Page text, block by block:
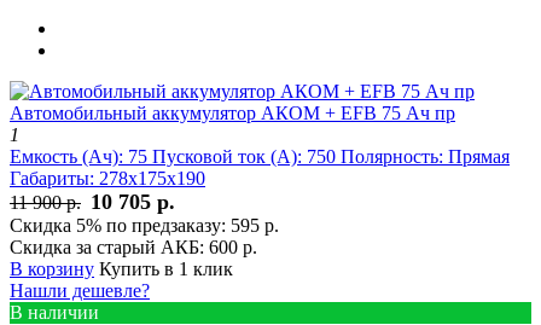
Автомобильный аккумулятор АКОМ + EFB 75 Ач пр
1
Емкость (Ач): 75 Пусковой ток (А): 750 Полярность: Прямая
Габариты: 278x175x190
11 900 р. 10 705 р.
Скидка 5% по предзаказу: 595 р.
Скидка за старый АКБ: 600 р.
В корзину Купить в 1 клик
Нашли дешевле?
В наличии